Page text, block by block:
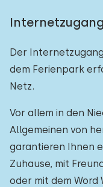
Der
dem Ferienpark
Netz.
Vor allem in den
Allgemeinen von
garantieren Ihnen
Zuhause, mit
oder mit dem Word